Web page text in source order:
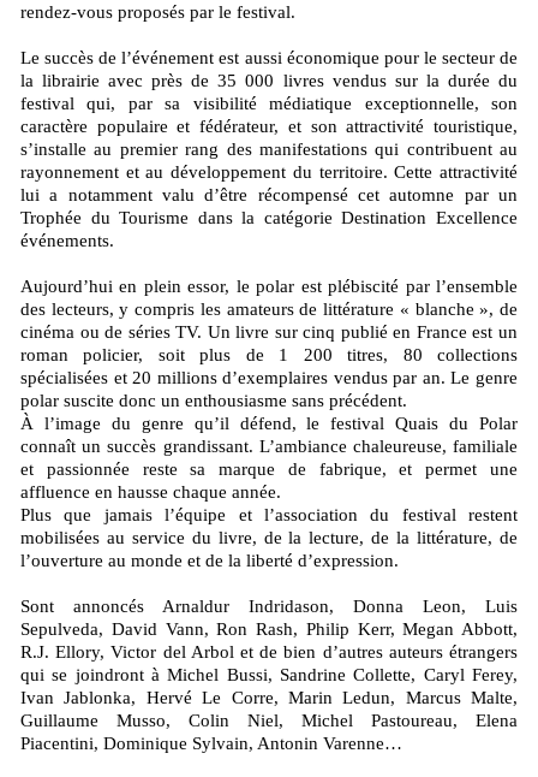
rendez-vous proposés par le festival.
Le succès de l’événement est aussi économique pour le secteur de
la librairie avec près de 35 000 livres vendus sur la durée du
festival qui, par sa visibilité médiatique exceptionnelle, son
caractère populaire et fédérateur, et son attractivité touristique,
s’installe au premier rang des manifestations qui contribuent au
rayonnement et au développement du territoire. Cette attractivité
lui a notamment valu d’être récompensé cet automne par un
Trophée du Tourisme dans la catégorie Destination Excellence
événements.
Aujourd’hui en plein essor, le polar est plébiscité par l’ensemble
des lecteurs, y compris les amateurs de littérature « blanche », de
cinéma ou de séries TV. Un livre sur cinq publié en France est un
roman policier, soit plus de 1 200 titres, 80 collections
spécialisées et 20 millions d’exemplaires vendus par an. Le genre
polar suscite donc un enthousiasme sans précédent.
À l’image du genre qu’il défend, le festival Quais du Polar
connaît un succès grandissant. L’ambiance chaleureuse, familiale
et passionnée reste sa marque de fabrique, et permet une
affluence en hausse chaque année.
Plus que jamais l’équipe et l’association du festival restent
mobilisées au service du livre, de la lecture, de la littérature, de
l’ouverture au monde et de la liberté d’expression.
Sont annoncés Arnaldur Indridason, Donna Leon, Luis
Sepulveda, David Vann, Ron Rash, Philip Kerr, Megan Abbott,
R.J. Ellory, Victor del Arbol et de bien d’autres auteurs étrangers
qui se joindront à Michel Bussi, Sandrine Collette, Caryl Ferey,
Ivan Jablonka, Hervé Le Corre, Marin Ledun, Marcus Malte,
Guillaume Musso, Colin Niel, Michel Pastoureau, Elena
Piacentini, Dominique Sylvain, Antonin Varenne…